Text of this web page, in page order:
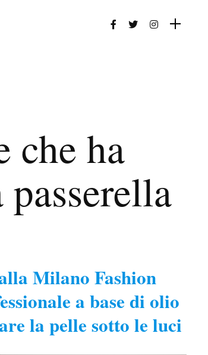
che ha
Milano Fashion
a base di olio
la pelle sotto le luci